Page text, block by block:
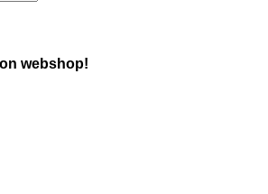
webshop!